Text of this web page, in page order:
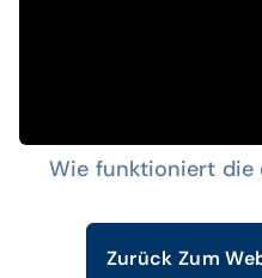
Wie funktioniert die
Zurück Zum